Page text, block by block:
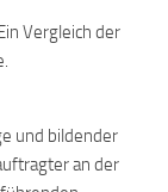
Vergleich der
und bildender
an der